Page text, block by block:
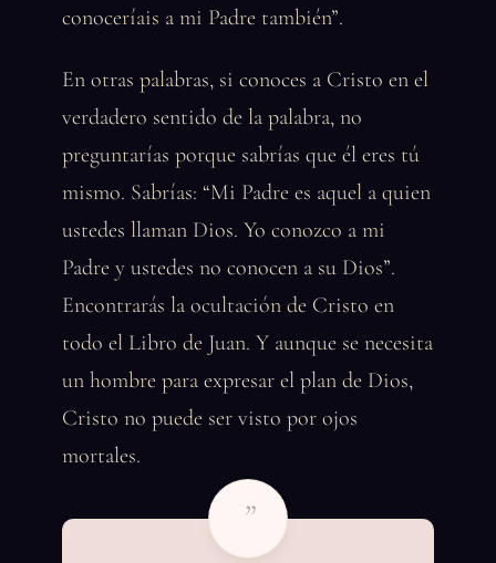
conoceríais a mi Padre también”.
En otras palabras, si conoces a Cristo en el
verdadero sentido de la palabra, no
preguntarías porque sabrías que él eres tú
mismo. Sabrías: “Mi Padre es aquel a quien
ustedes llaman Dios. Yo conozco a mi
Padre y ustedes no conocen a su Dios”.
Encontrarás la ocultación de Cristo en
todo el Libro de Juan. Y aunque se necesita
un hombre para expresar el plan de Dios,
Cristo no puede ser visto por ojos
mortales.
”